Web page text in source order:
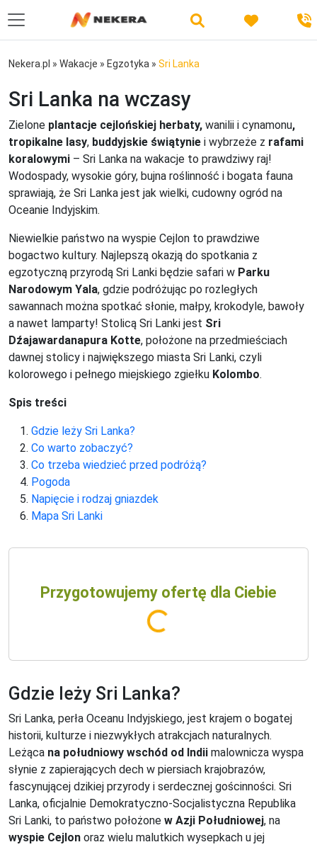
Nekera.pl » Wakacje » Egzotyka » Sri Lanka
Sri Lanka na wczasy
Zielone plantacje cejlońskiej herbaty, wanilii i cynamonu,
tropikalne lasy, buddyjskie świątynie i wybrzeże z rafami
koralowymi – Sri Lanka na wakacje to prawdziwy raj!
Wodospady, wysokie góry, bujna roślinność i bogata fauna
sprawiają, że Sri Lanka jest jak wielki, cudowny ogród na
Oceanie Indyjskim.
Niewielkie państwo na wyspie Cejlon to prawdziwe
bogactwo kultury. Najlepszą okazją do spotkania z
egzotyczną przyrodą Sri Lanki będzie safari w Parku
Narodowym Yala, gdzie podróżując po rozległych
sawannach można spotkać słonie, małpy, krokodyle, bawoły
a nawet lamparty! Stolicą Sri Lanki jest Sri
Dźajawardanapura Kotte, położone na przedmieściach
dawnej stolicy i największego miasta Sri Lanki, czyli
kolorowego i pełnego miejskiego zgiełku Kolombo.
Spis treści
Gdzie leży Sri Lanka?
Co warto zobaczyć?
Co trzeba wiedzieć przed podróżą?
Pogoda
Napięcie i rodzaj gniazdek
Mapa Sri Lanki
Przygotowujemy ofertę dla Ciebie
Gdzie leży Sri Lanka?
Sri Lanka, perła Oceanu Indyjskiego, jest krajem o bogatej
historii, kulturze i niezwykłych atrakcjach naturalnych.
Leżąca na południowy wschód od Indii malownicza wyspa
słynie z zapierających dech w piersiach krajobrazów,
fascynującej dzikiej przyrody i serdecznej gościnności. Sri
Lanka, oficjalnie Demokratyczno-Socjalistyczna Republika
Sri Lanki, to państwo położone w Azji Południowej, na
wyspie Cejlon oraz wielu malutkich wysepkach u jej